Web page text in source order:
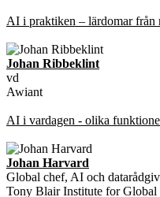
AI i praktiken – lärdomar från
Johan Ribbeklint
vd
Awiant
AI i vardagen - olika
Johan Harvard
Global chef, AI och
Tony Blair Institute for Global